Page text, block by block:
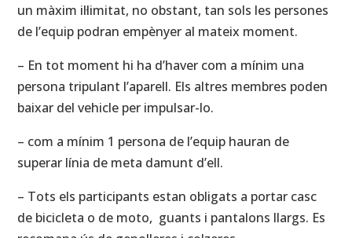
un màxim il·limitat, no obstant, tan sols les persones
de l’equip podran empènyer al mateix moment.
– En tot moment hi ha d’haver com a mínim una
persona tripulant l’aparell. Els altres membres poden
baixar del vehicle per impulsar-lo.
– com a mínim 1 persona de l’equip hauran de
superar línia de meta damunt d’ell.
– Tots els participants estan obligats a portar casc
de bicicleta o de moto, guants i pantalons llargs. Es